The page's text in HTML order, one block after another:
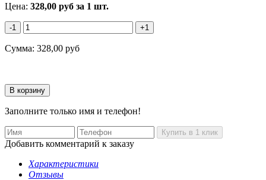
Цена: 328,00 руб за 1 шт.
-1 +1
Сумма: 328,00 руб
Заполните только имя и телефон!
Добавить комментарий к заказу
Характеристики
Отзывы